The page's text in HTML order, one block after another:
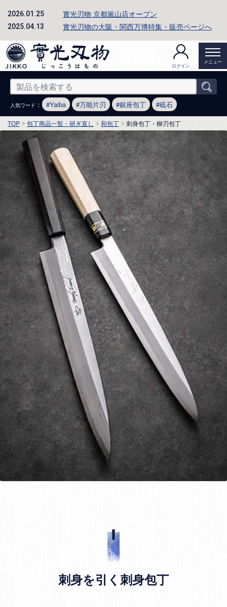
2026.01.25 實光刃物 京都嵐山店オープン
2025.04.13 實光刃物の大阪・関西万博特集・販売ページへ
ログイン
メニュー
人気ワード ： Yaiba 万能片刃 銀座包丁 砥石
TOP 包丁商品一覧・研ぎ直し 和包丁 刺身包丁・柳刃包丁
刺身を引く刺身包丁